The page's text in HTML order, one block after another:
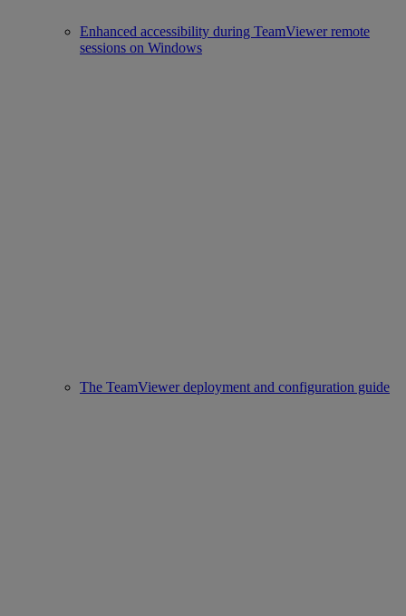
Enhanced accessibility during TeamViewer remote
sessions on Windows
The TeamViewer deployment and configuration guide